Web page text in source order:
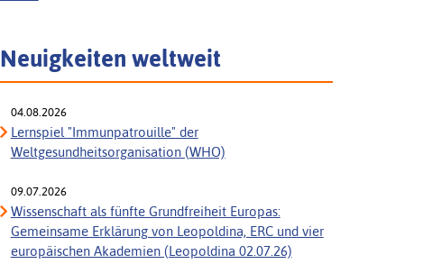
Neuigkeiten weltweit
04.08.2026
Lernspiel "Immunpatrouille" der
Weltgesundheitsorganisation (WHO)
09.07.2026
Wissenschaft als fünfte Grundfreiheit Europas:
Gemeinsame Erklärung von Leopoldina, ERC und vier
europäischen Akademien (Leopoldina 02.07.26)